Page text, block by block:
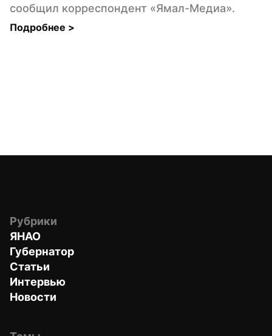
сообщил корреспондент «Ямал-Медиа».
Подробнее >
Рубрики
ЯНАО
Губернатор
Статьи
Интервью
Новости